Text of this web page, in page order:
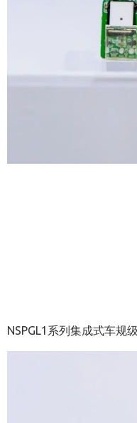
NSPGL1系列集成式车规